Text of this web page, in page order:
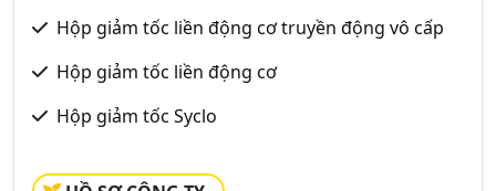
Hộp giảm tốc liền động cơ truyền động vô cấp
Hộp giảm tốc liền động cơ
Hộp giảm tốc Syclo